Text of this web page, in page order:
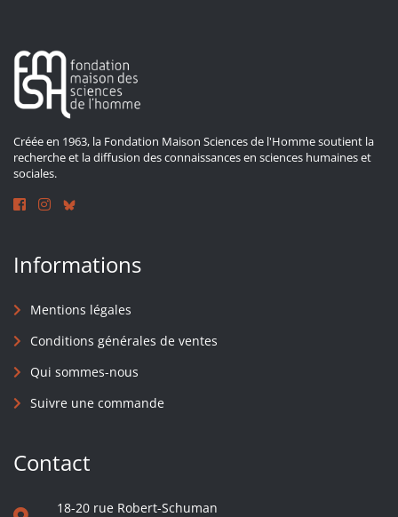
Créée en 1963, la Fondation Maison Sciences de l'Homme soutient la
recherche et la diffusion des connaissances en sciences humaines et
sociales.
Informations
Mentions légales
Conditions générales de ventes
Qui sommes-nous
Suivre une commande
Contact
18-20 rue Robert-Schuman